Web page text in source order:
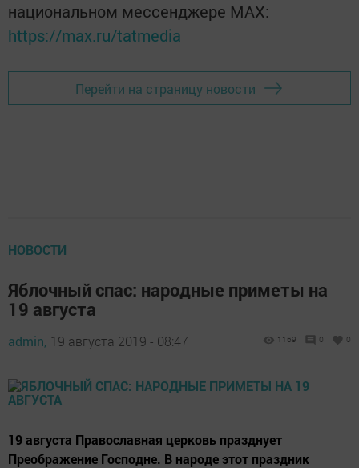
национальном мессенджере MАХ:
https://max.ru/tatmedia
Перейти на страницу новости
НОВОСТИ
Яблочный спас: народные приметы на
19 августа
admin, 19 августа 2019 - 08:47 1169 0 0
19 августа Православная церковь празднует
Преображение Господне. В народе этот праздник